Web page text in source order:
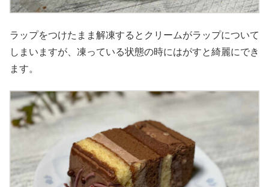
ラップをつけたまま解凍するとクリームがラップについて
しまいますが、凍っている状態の時にはがすと綺麗にでき
ます。